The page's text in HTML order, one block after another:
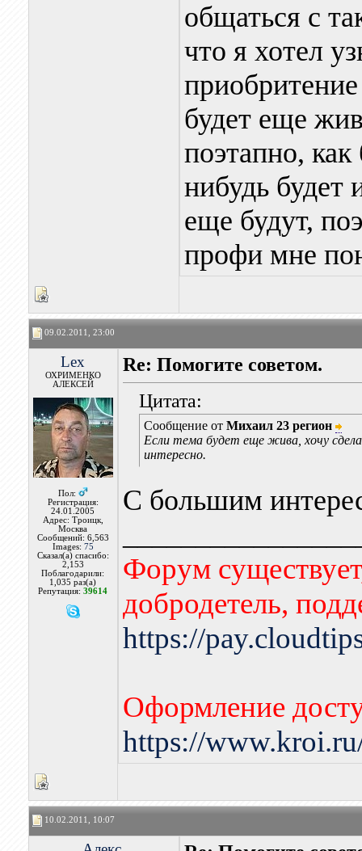
общаться с
что я хотел
будет еще
поэтапно,
нибудь
еще будут,
профи мне
09.02.2011, 23:00
Lex
ОХРИМЕНКО
АЛЕКСЕЙ
Пол:
Регистрация:
24.01.2005
Адрес: Троицк,
Москва
Сообщений: 6,563
Images: 75
Сказал(а) спасибо:
2,153
Поблагодарили:
1,035 раз(а)
Репутация:39614
Re: Помогите советом.
Цитата:
Сообщение от Михаил 23 регион
Если тема будет еще жива, хочу
интересно.
С большим
Форум
добродетель,
https://
Оформление
https://
10.02.2011, 10:07